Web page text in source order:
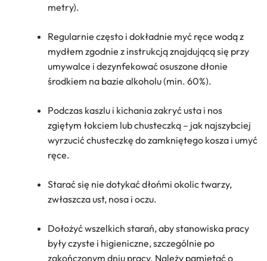
metry).
Regularnie często i dokładnie myć ręce wodą z
mydłem zgodnie z instrukcją znajdującą się przy
umywalce i dezynfekować osuszone dłonie
środkiem na bazie alkoholu (min. 60%).
Podczas kaszlu i kichania zakryć usta i nos
zgiętym łokciem lub chusteczką – jak najszybciej
wyrzucić chusteczkę do zamkniętego kosza i umyć
ręce.
Starać się nie dotykać dłońmi okolic twarzy,
zwłaszcza ust, nosa i oczu.
Dołożyć wszelkich starań, aby stanowiska pracy
były czyste i higieniczne, szczególnie po
zakończonym dniu pracy. Należy pamiętać o